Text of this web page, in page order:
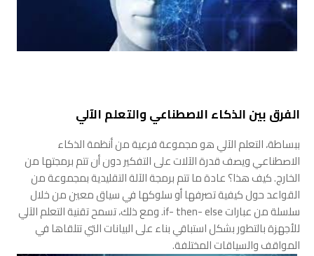
الفرق بين الذكاء الاصطناعي والتعلم الآلي
ببساطة، التعلم الآلي هو مجموعة فرعية من أنظمة الذكاء
الاصطناعي ويصف قدرة الآلات على التفكير دون أن تتم برمجتها من
الخارج. كيف هذا؟ عادة ما تتم برمجة الآلة التقليدية بمجموعة من
القواعد حول كيفية تصرفها أو سلوكها في سياق معين من خلال
سلسلة من عبارات if- then- else. ومع ذلك، تسمح تقنية التعلم الآلي
للأجهزة بالتطور بشكل استباقي بناء على البيانات التي تتلقاها في
المواقف والسياقات المختلفة.